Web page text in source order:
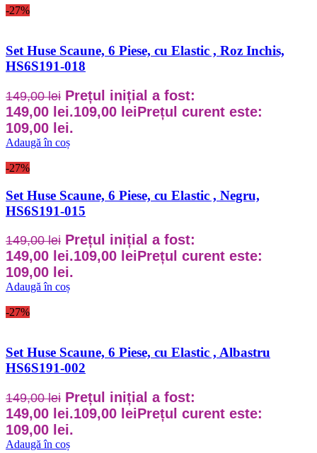
-27%
Set Huse Scaune, 6 Piese, cu Elastic , Roz Inchis,
HS6S191-018
149,00lei Prețul inițial a fost:
149,00 lei.109,00 leiPrețul curent este:
109,00 lei.
Adaugă în coș
-27%
Set Huse Scaune, 6 Piese, cu Elastic , Negru,
HS6S191-015
149,00lei Prețul inițial a fost:
149,00 lei.109,00 leiPrețul curent este:
109,00 lei.
Adaugă în coș
-27%
Set Huse Scaune, 6 Piese, cu Elastic , Albastru
HS6S191-002
149,00lei Prețul inițial a fost:
149,00 lei.109,00 leiPrețul curent este:
109,00 lei.
Adaugă în coș